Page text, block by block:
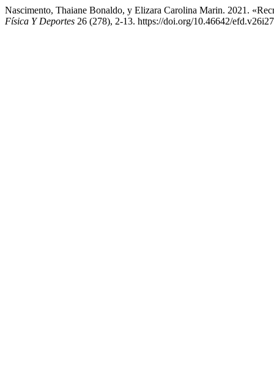
Nascimento, Thaiane Bonaldo, y Elizara Carolina Marin. 2021.
Física Y Deportes 26 (278), 2-13. https://doi.org/10.46642/